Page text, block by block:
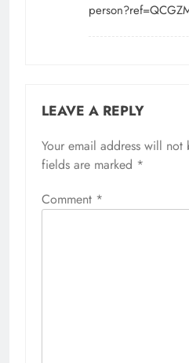
LEAVE A REPLY
Your email address will not
fields are marked *
Comment *